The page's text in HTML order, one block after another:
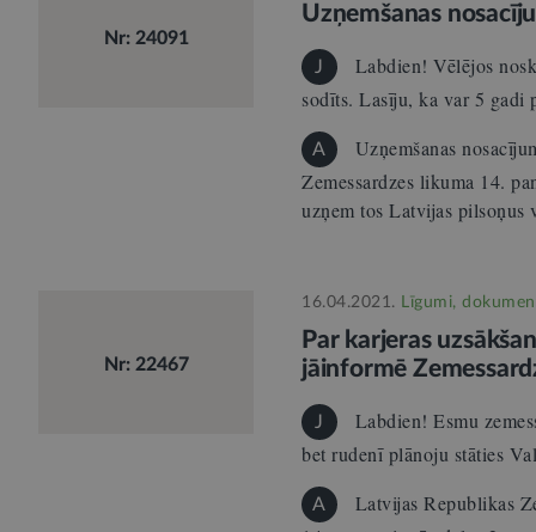
Nr: 24091
Uzņemšanas
J
Labdien! Vēlējos
sodīts. Lasīju, ka var 5 gadi
A
Uzņemšanas
Zemessardzes likuma 14.
uzņem tos Latvijas
Nr: 22467
16.04.2021. Līgumi,
Par karjeras
jāinformē
J
Labdien! Esmu
bet rudenī plānoju stāties
A
Latvijas Republikas